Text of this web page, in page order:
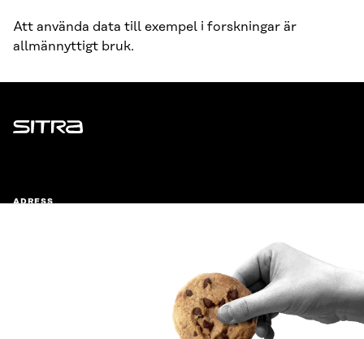
Att använda data till exempel i forskningar är
allmännyttigt bruk.
Sitra
ADRESS